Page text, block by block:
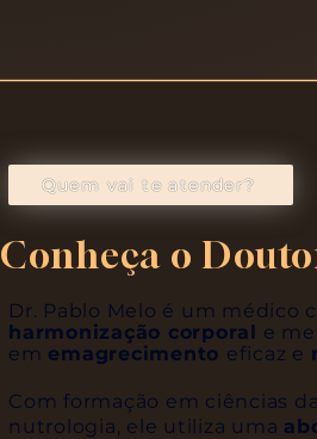
Quem vai te atender?
Conheça o
Dr. Pablo Melo é um médico
harmonização corporal e
em emagrecimento eficaz e
Com formação em ciências
nutrologia, ele utiliza uma